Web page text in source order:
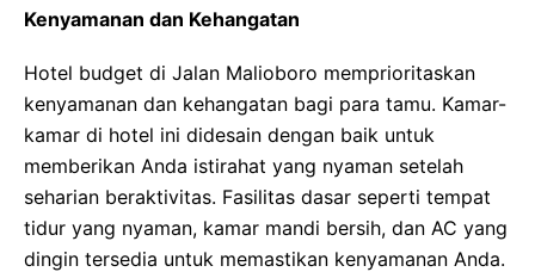
Kenyamanan dan Kehangatan
Hotel budget di Jalan Malioboro memprioritaskan
kenyamanan dan kehangatan bagi para tamu. Kamar-
kamar di hotel ini didesain dengan baik untuk
memberikan Anda istirahat yang nyaman setelah
seharian beraktivitas. Fasilitas dasar seperti tempat
tidur yang nyaman, kamar mandi bersih, dan AC yang
dingin tersedia untuk memastikan kenyamanan Anda.